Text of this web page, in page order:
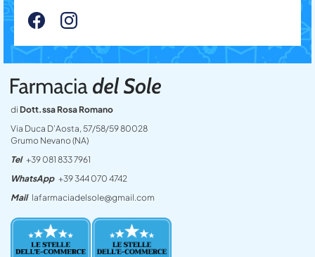
di Dott.ssa Rosa Romano
Via Duca D’Aosta, 57/58/59 80028
Grumo Nevano (NA)
Tel +39 081 833 7961
WhatsApp +39 344 070 4742
Mail lafarmaciadelsole@gmail.com